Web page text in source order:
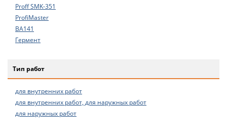
Proff SMK-351
ProfiMaster
ВА141
Гермент
Тип работ
для внутренних работ
для внутренних работ, для наружных работ
для наружных работ